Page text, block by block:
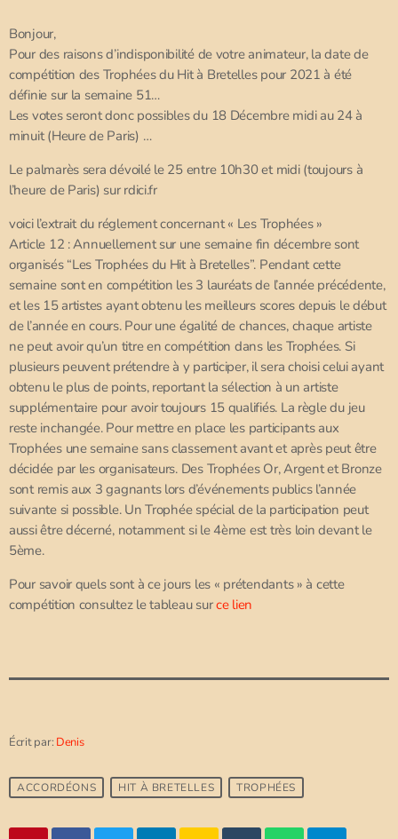
Bonjour,
Pour des raisons d’indisponibilité de votre animateur, la date de
compétition des Trophées du Hit à Bretelles pour 2021 à été
définie sur la semaine 51…
Les votes seront donc possibles du 18 Décembre midi au 24 à
minuit (Heure de Paris) …
Le palmarès sera dévoilé le 25 entre 10h30 et midi (toujours à
l’heure de Paris) sur rdici.fr
voici l’extrait du réglement concernant « Les Trophées »
Article 12 : Annuellement sur une semaine fin décembre sont
organisés “Les Trophées du Hit à Bretelles”. Pendant cette
semaine sont en compétition les 3 lauréats de l’année précédente,
et les 15 artistes ayant obtenu les meilleurs scores depuis le début
de l’année en cours. Pour une égalité de chances, chaque artiste
ne peut avoir qu’un titre en compétition dans les Trophées. Si
plusieurs peuvent prétendre à y participer, il sera choisi celui ayant
obtenu le plus de points, reportant la sélection à un artiste
supplémentaire pour avoir toujours 15 qualifiés. La règle du jeu
reste inchangée. Pour mettre en place les participants aux
Trophées une semaine sans classement avant et après peut être
décidée par les organisateurs. Des Trophées Or, Argent et Bronze
sont remis aux 3 gagnants lors d’événements publics l’année
suivante si possible. Un Trophée spécial de la participation peut
aussi être décerné, notamment si le 4ème est très loin devant le
5ème.
Pour savoir quels sont à ce jours les « prétendants » à cette
compétition consultez le tableau surce lien
Écrit par: Denis
ACCORDÉONS HIT À BRETELLES TROPHÉES